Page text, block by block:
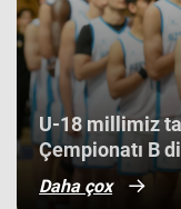
U-18 millimiz
Çempionatı B
qələbə qazanıb.
Daha çox